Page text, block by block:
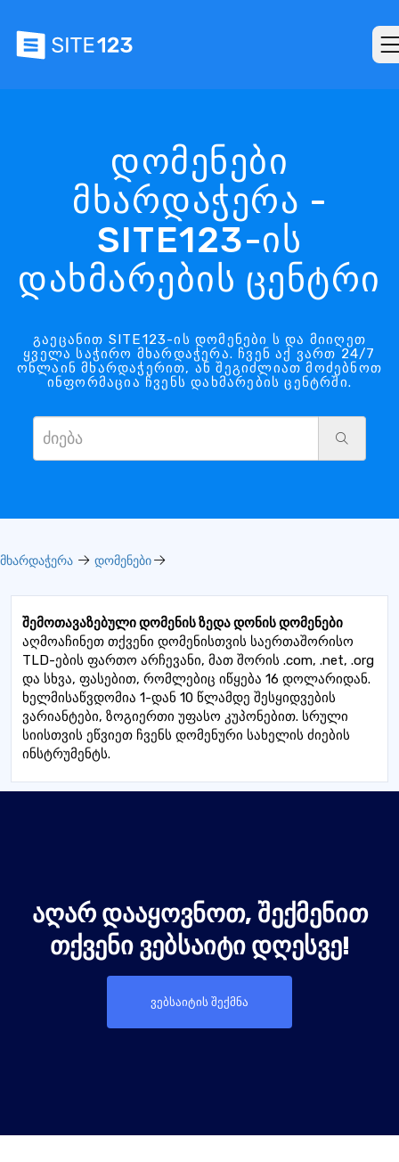
დომენები
მხარდაჭერა -
SITE123-ის
დახმარების ცენტრი
გაეცანით SITE123-ის დომენები ს და მიიღეთ
ყველა საჭირო მხარდაჭერა. ჩვენ აქ ვართ 24/7
ონლაინ მხარდაჭერით, ან შეგიძლიათ მოძებნოთ
ინფორმაცია ჩვენს დახმარების ცენტრში.
მხარდაჭერა დომენები
შემოთავაზებული დომენის ზედა დონის დომენები
აღმოაჩინეთ თქვენი დომენისთვის საერთაშორისო
TLD-ების ფართო არჩევანი, მათ შორის .com, .net, .org
და სხვა, ფასებით, რომლებიც იწყება 16 დოლარიდან.
ხელმისაწვდომია 1-დან 10 წლამდე შესყიდვების
ვარიანტები, ზოგიერთი უფასო კუპონებით. სრული
სიისთვის ეწვიეთ ჩვენს დომენური სახელის ძიების
ინსტრუმენტს.
ᲐᲦᲐᲠ ᲓᲐᲐᲧᲝᲕᲜᲝᲗ, ᲨᲔᲥᲛᲔᲜᲘᲗ
ᲗᲥᲕᲔᲜᲘ ᲕᲔᲑᲡᲐᲘᲢᲘ ᲓᲦᲔᲡᲕᲔ!
ვებსაიტის შექმნა